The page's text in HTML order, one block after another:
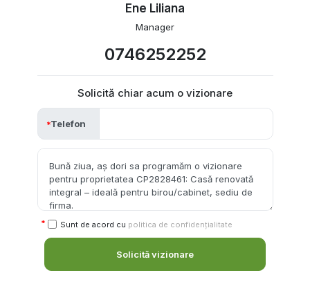
Ene Liliana
Manager
0746252252
Solicită chiar acum o vizionare
Telefon
Sunt de acord cu politica de confidențialitate
Solicită vizionare